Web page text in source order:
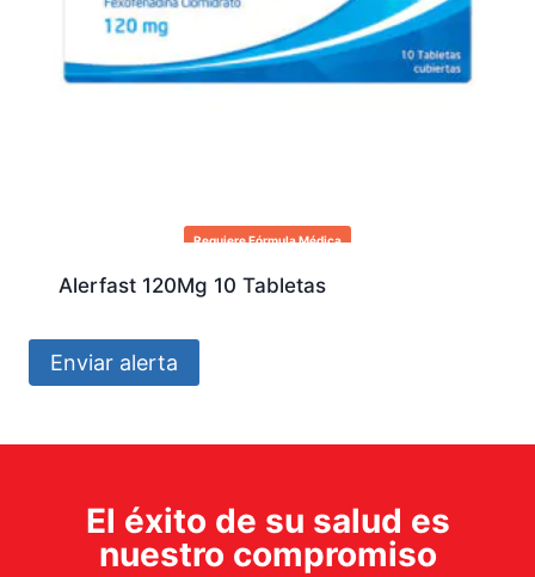
Requiere Fórmula Médica
Alerfast 120Mg 10 Tabletas
Enviar alerta
El éxito de su salud es
nuestro compromiso